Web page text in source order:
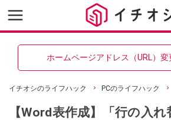
ホームページアドレス（URL）
イチオシのライフハック PCのライフハック
【Word表作成】「行の入